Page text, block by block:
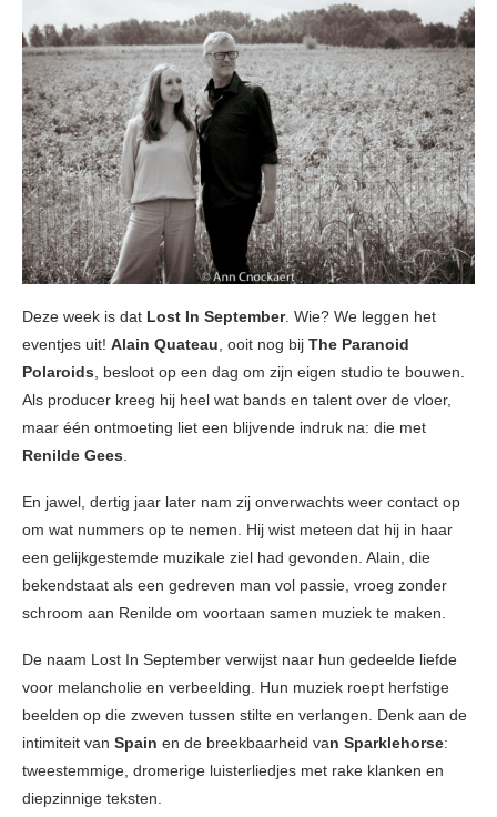
Deze week is dat Lost In September. Wie? We leggen het
eventjes uit! Alain Quateau, ooit nog bij The Paranoid
Polaroids, besloot op een dag om zijn eigen studio te bouwen.
Als producer kreeg hij heel wat bands en talent over de vloer,
maar één ontmoeting liet een blijvende indruk na: die met
Renilde Gees.
En jawel, dertig jaar later nam zij onverwachts weer contact op
om wat nummers op te nemen. Hij wist meteen dat hij in haar
een gelijkgestemde muzikale ziel had gevonden. Alain, die
bekendstaat als een gedreven man vol passie, vroeg zonder
schroom aan Renilde om voortaan samen muziek te maken.
De naam Lost In September verwijst naar hun gedeelde liefde
voor melancholie en verbeelding. Hun muziek roept herfstige
beelden op die zweven tussen stilte en verlangen. Denk aan de
intimiteit van Spain en de breekbaarheid van Sparklehorse:
tweestemmige, dromerige luisterliedjes met rake klanken en
diepzinnige teksten.